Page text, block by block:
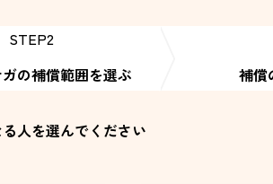
STEP2
の補償範囲を選ぶ
補償
人を選んでください